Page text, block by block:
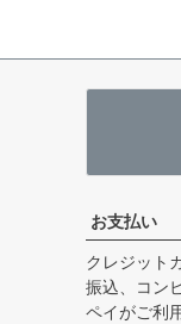
お支払い
クレジット
振込、コン
ペイがご利